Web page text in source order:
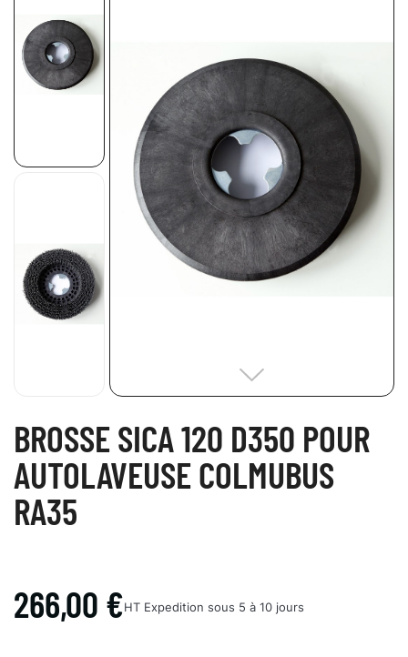
BROSSE SICA 120 D350 POUR
AUTOLAVEUSE COLMUBUS
RA35
266,00 €HT Expedition sous 5 à 10 jours